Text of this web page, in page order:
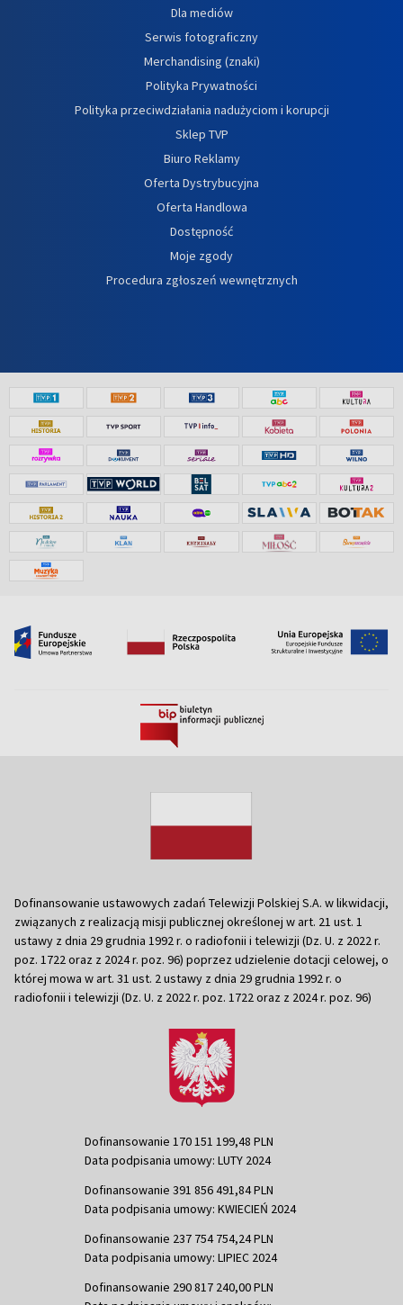
Dla mediów
Serwis fotograficzny
Merchandising (znaki)
Polityka Prywatności
Polityka przeciwdziałania nadużyciom i korupcji
Sklep TVP
Biuro Reklamy
Oferta Dystrybucyjna
Oferta Handlowa
Dostępność
Moje zgody
Procedura zgłoszeń wewnętrznych
Dofinansowanie ustawowych zadań Telewizji Polskiej S.A. w likwidacji,
związanych z realizacją misji publicznej określonej w art. 21 ust. 1
ustawy z dnia 29 grudnia 1992 r. o radiofonii i telewizji (Dz. U. z 2022 r.
poz. 1722 oraz z 2024 r. poz. 96) poprzez udzielenie dotacji celowej, o
której mowa w art. 31 ust. 2 ustawy z dnia 29 grudnia 1992 r. o
radiofonii i telewizji (Dz. U. z 2022 r. poz. 1722 oraz z 2024 r. poz. 96)
Dofinansowanie 170 151 199,48 PLN
Data podpisania umowy: LUTY 2024
Dofinansowanie 391 856 491,84 PLN
Data podpisania umowy: KWIECIEŃ 2024
Dofinansowanie 237 754 754,24 PLN
Data podpisania umowy: LIPIEC 2024
Dofinansowanie 290 817 240,00 PLN